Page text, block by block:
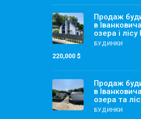
Продаж
в
озера і
БУДИНКИ
220,000 $
Продаж
в
озера та
БУДИНКИ